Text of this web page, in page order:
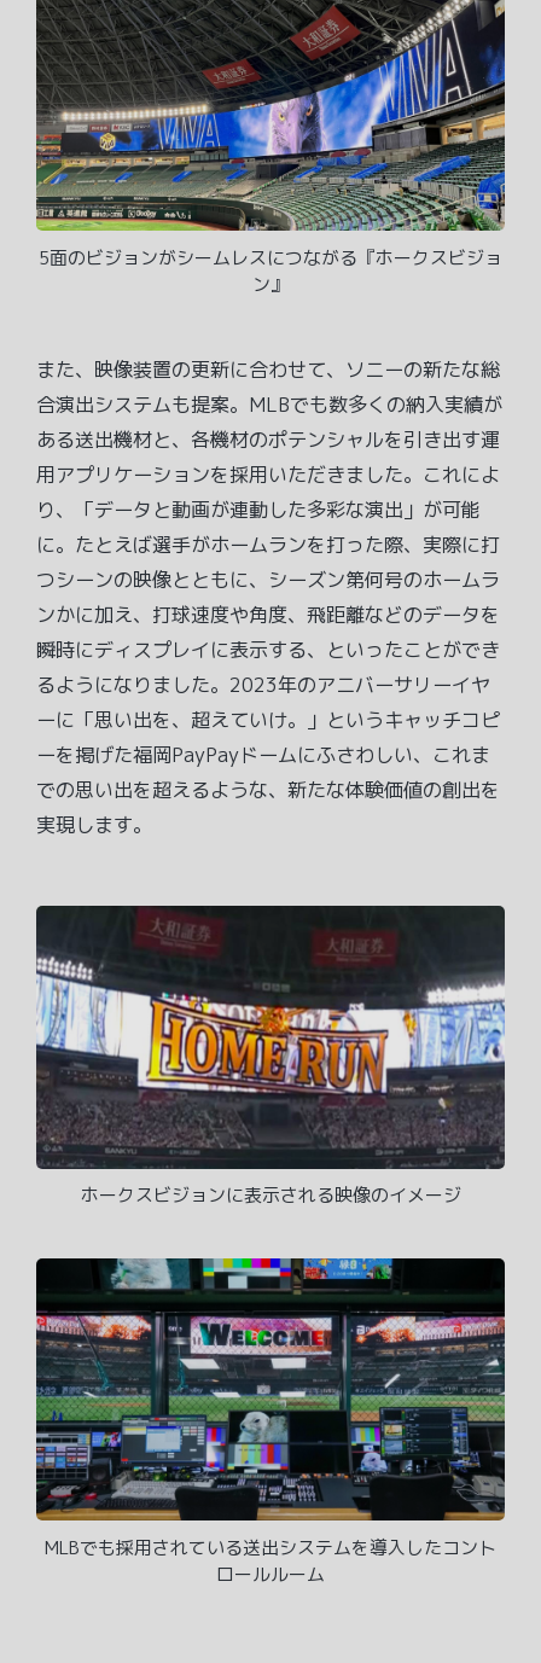
5面のビジョンがシームレスにつながる『ホークスビジョ
ン』
また、映像装置の更新に合わせて、ソニーの新たな総
合演出システムも提案。MLBでも数多くの納入実績が
ある送出機材と、各機材のポテンシャルを引き出す運
用アプリケーションを採用いただきました。これによ
り、「データと動画が連動した多彩な演出」が可能
に。たとえば選手がホームランを打った際、実際に打
つシーンの映像とともに、シーズン第何号のホームラ
ンかに加え、打球速度や角度、飛距離などのデータを
瞬時にディスプレイに表示する、といったことができ
るようになりました。2023年のアニバーサリーイヤ
ーに「思い出を、超えていけ。」というキャッチコピ
ーを掲げた福岡PayPayドームにふさわしい、これま
での思い出を超えるような、新たな体験価値の創出を
実現します。
ホークスビジョンに表示される映像のイメージ
MLBでも採用されている送出システムを導入したコント
ロールルーム